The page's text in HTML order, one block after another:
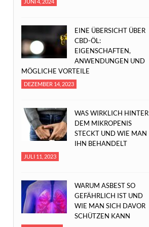
EINE ÜBERSICHT ÜBER
CBD-ÖL:
EIGENSCHAFTEN,
ANWENDUNGEN UND
MÖGLICHE VORTEILE
DEZEMBER 14, 2023
WAS WIRKLICH HINTER
DEM MIKROPENIS
STECKT UND WIE MAN
IHN BEHANDELT
JULI 11, 2023
WARUM ASBEST SO
GEFÄHRLICH IST UND
WIE MAN SICH DAVOR
SCHÜTZEN KANN